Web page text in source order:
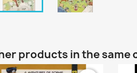
products in the same